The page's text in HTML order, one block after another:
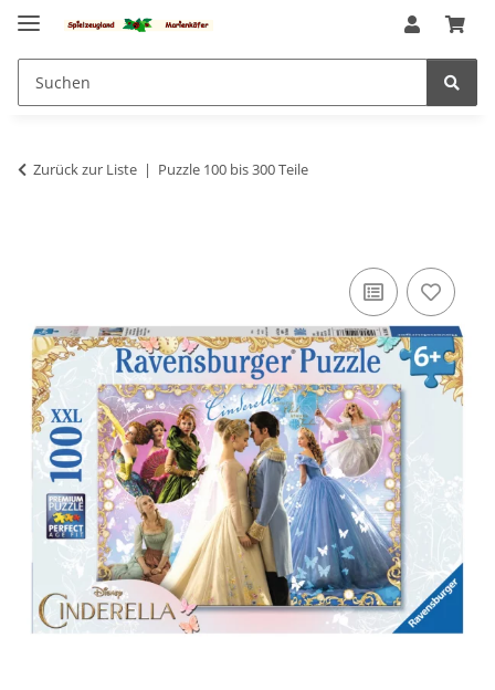
Zurück zur Liste Puzzle 100 bis 300 Teile